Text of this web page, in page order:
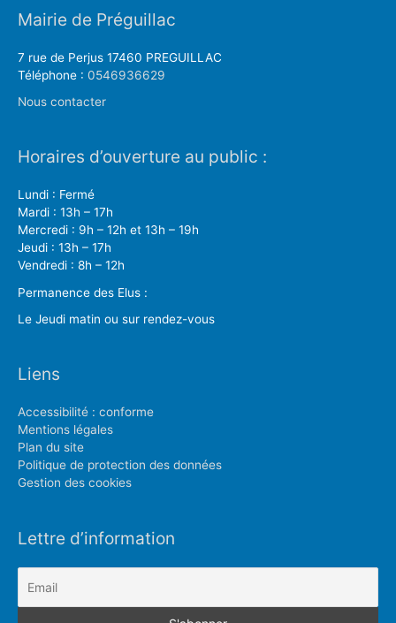
Mairie de Préguillac
7 rue de Perjus 17460 PREGUILLAC
Téléphone : 0546936629
Nous contacter
Horaires d’ouverture au public :
Lundi : Fermé
Mardi : 13h – 17h
Mercredi : 9h – 12h et 13h – 19h
Jeudi : 13h – 17h
Vendredi : 8h – 12h
Permanence des Elus :
Le Jeudi matin ou sur rendez-vous
Liens
Accessibilité : conforme
Mentions légales
Plan du site
Politique de protection des données
Gestion des cookies
Lettre d’information